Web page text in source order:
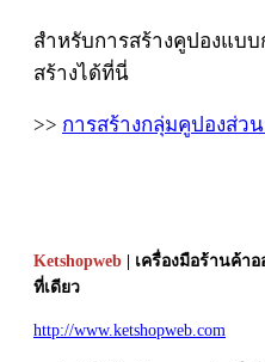
สำหรับการสร้างคูปองแบ
สร้างได้ที่นี่
>> การสร้างกลุ่มคูปองส่ว
Ketshopweb | เครื่องมือร้านค้า
ที่เดียว
http://www.ketshopweb.com